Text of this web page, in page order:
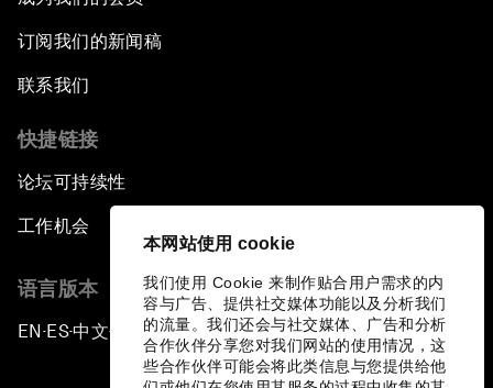
本网站使用 cookie
我们使用 Cookie 来制作贴合用户需求的内
容与广告、提供社交媒体功能以及分析我们
的流量。我们还会与社交媒体、广告和分析
合作伙伴分享您对我们网站的使用情况，这
些合作伙伴可能会将此类信息与您提供给他
订阅我们的新闻稿
联系我们
快捷链接
论坛可持续性
工作机会
语言版本
EN ▪ ES▪中文▪ 日本語